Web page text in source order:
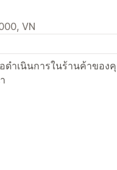
VN
ดำเนินการในร้านค้าขอ